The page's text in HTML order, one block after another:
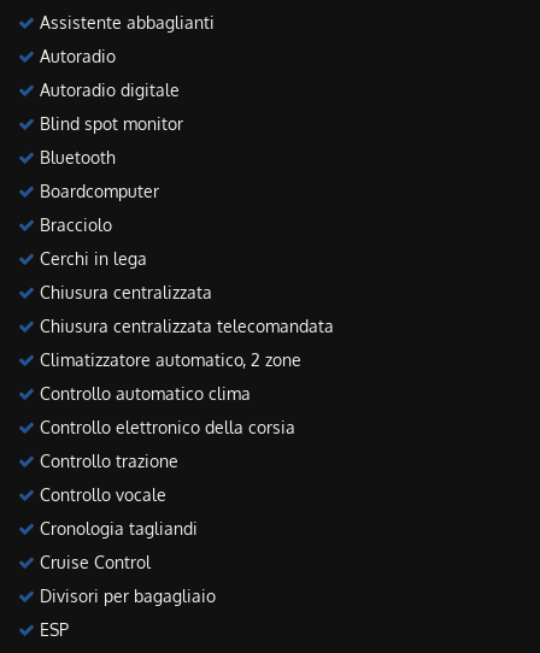
Assistente abbaglianti
Autoradio
Autoradio digitale
Blind spot monitor
Bluetooth
Boardcomputer
Bracciolo
Cerchi in lega
Chiusura centralizzata
Chiusura centralizzata telecomandata
Climatizzatore automatico, 2 zone
Controllo automatico clima
Controllo elettronico della corsia
Controllo trazione
Controllo vocale
Cronologia tagliandi
Cruise Control
Divisori per bagagliaio
ESP